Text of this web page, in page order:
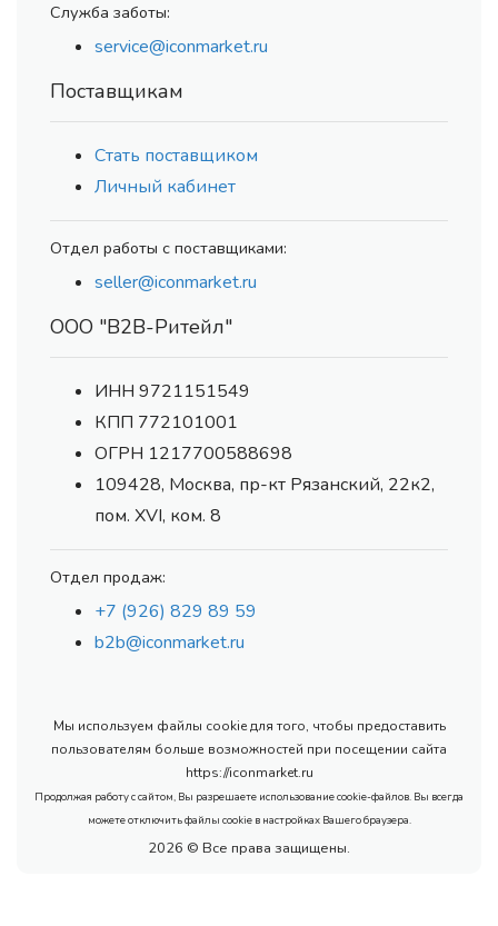
Служба заботы:
service@iconmarket.ru
Поставщикам
Стать поставщиком
Личный кабинет
Отдел работы с поставщиками:
seller@iconmarket.ru
ООО "В2В-Ритейл"
ИНН 9721151549
КПП 772101001
ОГРН 1217700588698
109428, Москва, пр-кт Рязанский, 22к2,
пом. XVI, ком. 8
Отдел продаж:
+7 (926) 829 89 59
b2b@iconmarket.ru
Мы используем файлы cookie для того, чтобы предоставить
пользователям больше возможностей при посещении сайта
https://iconmarket.ru
Продолжая работу с сайтом, Вы разрешаете использование cookie-файлов. Вы всегда
можете отключить файлы cookie в настройках Вашего браузера.
2026 © Все права защищены.